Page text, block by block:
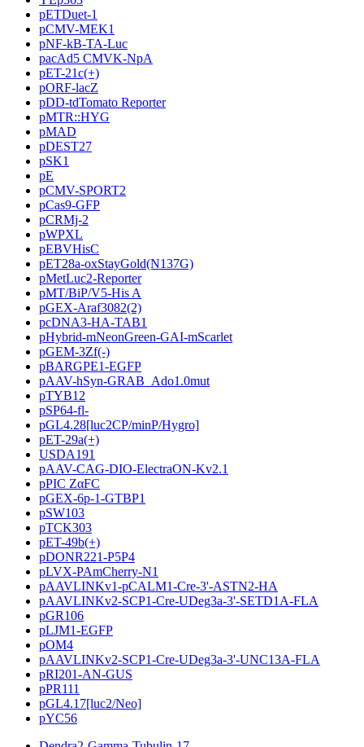
pETDuet-1
pCMV-MEK1
pNF-kB-TA-Luc
pacAd5 CMVK-NpA
pET-21c(+)
pORF-lacZ
pDD-tdTomato Reporter
pMTR::HYG
pMAD
pDEST27
pSK1
pE
pCMV-SPORT2
pCas9-GFP
pCRMj-2
pWPXL
pEBVHisC
pET28a-oxStayGold(N137G)
pMetLuc2-Reporter
pMT/BiP/V5-His A
pGEX-Araf3082(2)
pcDNA3-HA-TAB1
pHybrid-mNeonGreen-GAI-mScarlet
pGEM-3Zf(-)
pBARGPE1-EGFP
pAAV-hSyn-GRAB_Ado1.0mut
pTYB12
pSP64-fl-
pGL4.28[luc2CP/minP/Hygro]
pET-29a(+)
USDA191
pAAV-CAG-DIO-ElectraON-Kv2.1
pPIC ZαFC
pGEX-6p-1-GTBP1
pSW103
pTCK303
pET-49b(+)
pDONR221-P5P4
pLVX-PAmCherry-N1
pAAVLINKv1-pCALM1-Cre-3'-ASTN2-HA
pAAVLINKv2-SCP1-Cre-UDeg3a-3'-SETD1A-FLA
pGR106
pLJM1-EGFP
pOM4
pAAVLINKv2-SCP1-Cre-UDeg3a-3'-UNC13A-FLA
pRI201-AN-GUS
pPR111
pGL4.17[luc2/Neo]
pYC56